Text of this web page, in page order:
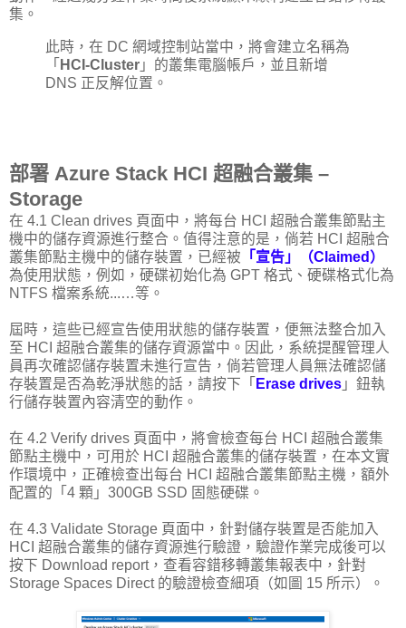
集。
此時，在 DC 網域控制站當中，將會建立名稱為
「 HCI-Cluster 」的叢集電腦帳戶，並且新增
DNS 正反解位置。
部署 Azure Stack HCI 超融合叢集 –
Storage
在 4.1 Clean drives 頁面中，將每台 HCI 超融合叢集節點主
機中的儲存資源進行整合。值得注意的是，倘若 HCI 超融合
叢集節點主機中的儲存裝置，已經被 「宣告」（Claimed）
為使用狀態，例如，硬碟初始化為 GPT 格式、硬碟格式化為
NTFS 檔案系統...…等。
屆時，這些已經宣告使用狀態的儲存裝置，便無法整合加入
至 HCI 超融合叢集的儲存資源當中。因此，系統提醒管理人
員再次確認儲存裝置未進行宣告，倘若管理人員無法確認儲
存裝置是否為乾淨狀態的話，請按下「 Erase drives 」鈕執
行儲存裝置內容清空的動作。
在 4.2 Verify drives 頁面中，將會檢查每台 HCI 超融合叢集
節點主機中，可用於 HCI 超融合叢集的儲存裝置，在本文實
作環境中，正確檢查出每台 HCI 超融合叢集節點主機，額外
配置的「4 顆」300GB SSD 固態硬碟。
在 4.3 Validate Storage 頁面中，針對儲存裝置是否能加入
HCI 超融合叢集的儲存資源進行驗證，驗證作業完成後可以
按下 Download report，查看容錯移轉叢集報表中，針對
Storage Spaces Direct 的驗證檢查細項（如圖 15 所示）。